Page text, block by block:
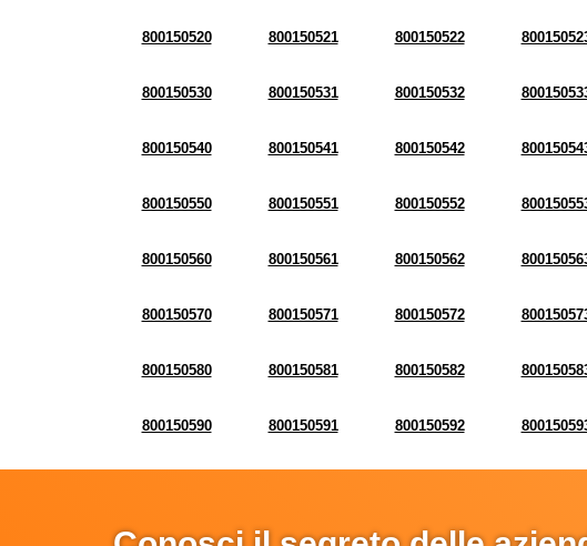
800150520 800150521 800150522
800150530 800150531 800150532
800150540 800150541 800150542
800150550 800150551 800150552
800150560 800150561 800150562
800150570 800150571 800150572
800150580 800150581 800150582
800150590 800150591 800150592